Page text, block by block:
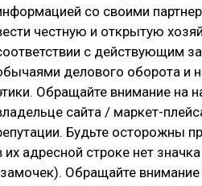
канавки на
со своими
честную и открытую
с действующим
делового оборота и
Обращайте внимание на
сайта / маркет-
Будьте осторожны
их адресной строке нет
Обращайте